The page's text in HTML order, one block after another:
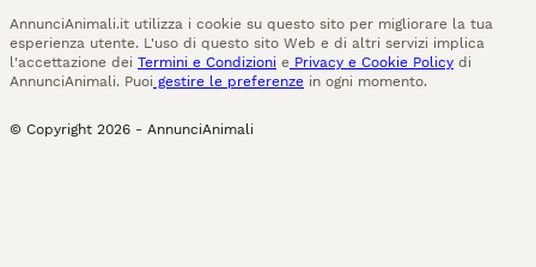
AnnunciAnimali.it utilizza i cookie su questo sito per migliorare la tua
esperienza utente. L'uso di questo sito Web e di altri servizi implica
l'accettazione dei Termini e Condizioni e Privacy e Cookie Policy di
AnnunciAnimali. Puoi gestire le preferenze in ogni momento.
© Copyright 2026 - AnnunciAnimali